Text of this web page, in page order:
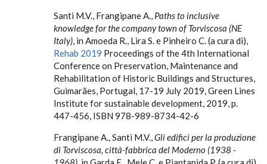
Santi M.V., Frangipane A., Paths to inclusive
knowledge for the company town of Torviscosa (NE
Italy), in Amoeda R., Lira S. e Pinheiro C. (a cura di),
Rehab 2019 Proceedings of the 4th International
Conference on Preservation, Maintenance and
Rehabilitation of Historic Buildings and Structures,
Guimarães, Portugal, 17-19 July 2019, Green Lines
Institute for sustainable development, 2019, p.
447-456, ISBN 978-989-8734-42-6
Frangipane A., Santi M.V.,Gli edifici per la produzione
di Torviscosa, città-fabbrica del Moderno (1938 -